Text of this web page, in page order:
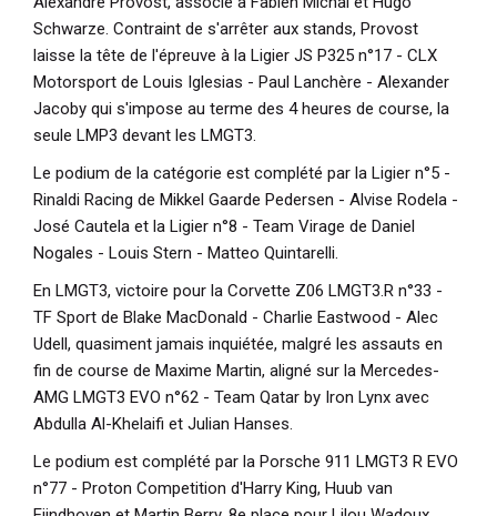
Schwarze. Contraint de s'arrêter aux stands, Provost
laisse la tête de l'épreuve à la Ligier JS P325 n°17 - CLX
Motorsport de Louis Iglesias - Paul Lanchère - Alexander
Jacoby qui s'impose au terme des 4 heures de course, la
seule LMP3 devant les LMGT3.
Le podium de la catégorie est complété par la Ligier n°5 -
Rinaldi Racing de Mikkel Gaarde Pedersen - Alvise Rodela -
José Cautela et la Ligier n°8 - Team Virage de Daniel
Nogales - Louis Stern - Matteo Quintarelli.
En LMGT3, victoire pour la Corvette Z06 LMGT3.R n°33 -
TF Sport de Blake MacDonald - Charlie Eastwood - Alec
Udell, quasiment jamais inquiétée, malgré les assauts en
fin de course de Maxime Martin, aligné sur la Mercedes-
AMG LMGT3 EVO n°62 - Team Qatar by Iron Lynx avec
Abdulla Al-Khelaifi et Julian Hanses.
Le podium est complété par la Porsche 911 LMGT3 R EVO
n°77 - Proton Competition d'Harry King, Huub van